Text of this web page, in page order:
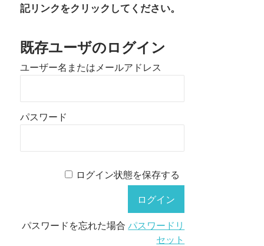
記リンクをクリックしてください。
既存ユーザのログイン
ユーザー名またはメールアドレス
パスワード
ログイン状態を保存する
パスワードを忘れた場合パスワードリ
セット